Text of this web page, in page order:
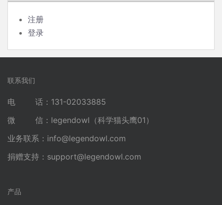
注册
登录
联系我们
电 话：131-02033885
微 信：legendowl（科学猫头鹰01）
业务联系： info@legendowl.com
捐赠支持： support@legendowl.com
产品